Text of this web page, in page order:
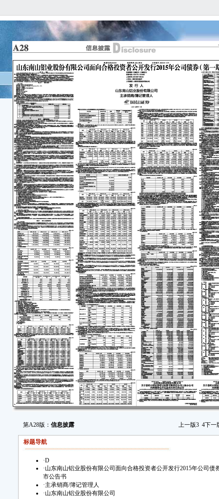
第A28版： 信息披露 上一版3 4下一
标题导航
·D
·山东南山铝业股份有限公司面向合格投资者公开发行2015年公司债
市公告书
·主承销商/簿记管理人
·山东南山铝业股份有限公司